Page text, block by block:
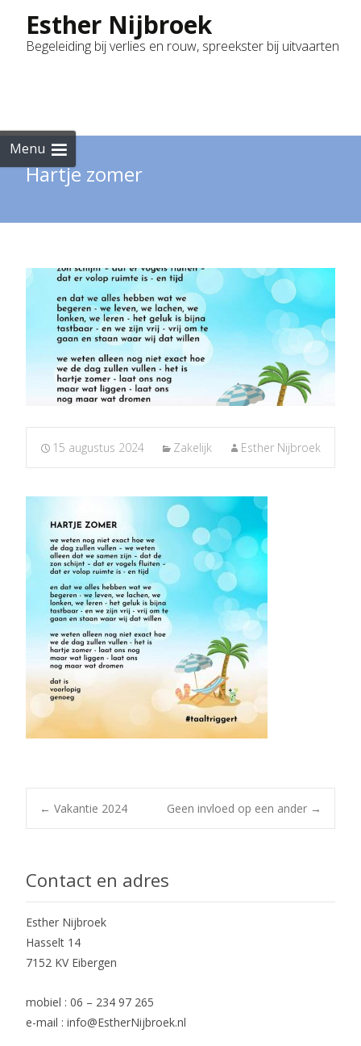
Esther Nijbroek
Begeleiding bij verlies en rouw, spreekster bij uitvaarten
Menu
Hartje zomer
15 augustus 2024 Zakelijk Esther Nijbroek
Post
navigation
← Vakantie 2024 Geen invloed op een ander →
Contact en adres
Esther Nijbroek
Hasselt 14
7152 KV Eibergen
mobiel : 06 – 234 97 265
e-mail : info@EstherNijbroek.nl